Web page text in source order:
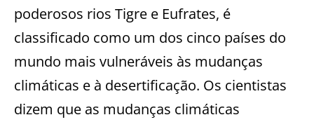
poderosos rios Tigre e Eufrates, é
classificado como um dos cinco países do
mundo mais vulneráveis ​​às mudanças
climáticas e à desertificação. Os cientistas
dizem que as mudanças climáticas